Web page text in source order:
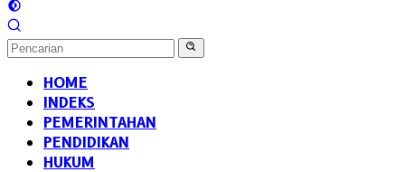
HOME
INDEKS
PEMERINTAHAN
PENDIDIKAN
HUKUM